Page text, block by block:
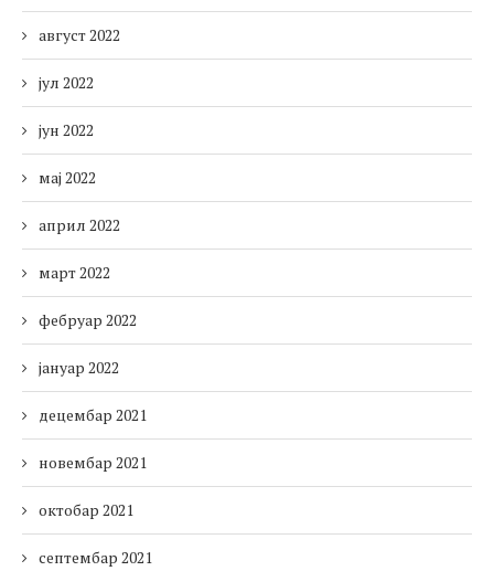
август 2022
јул 2022
јун 2022
мај 2022
април 2022
март 2022
фебруар 2022
јануар 2022
децембар 2021
новембар 2021
октобар 2021
септембар 2021